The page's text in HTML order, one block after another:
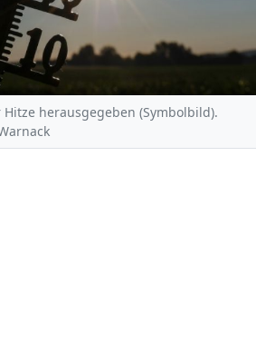
herausgegeben (Symbolbild).